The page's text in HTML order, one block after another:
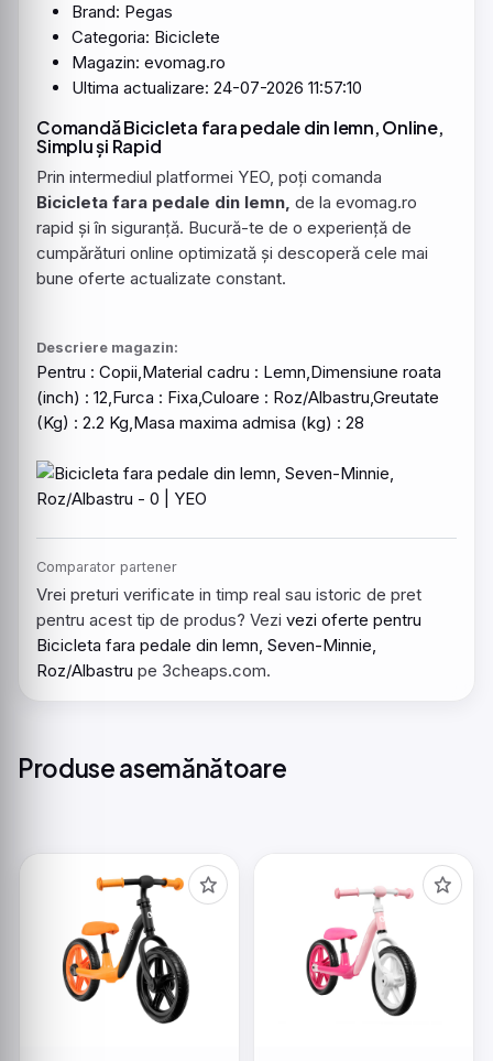
Brand: Pegas
Categoria: Biciclete
Magazin: evomag.ro
Ultima actualizare: 24-07-2026 11:57:10
Comandă Bicicleta fara pedale din lemn, Online,
Simplu și Rapid
Prin intermediul platformei YEO, poți comanda
Bicicleta fara pedale din lemn, de la evomag.ro
rapid și în siguranță. Bucură-te de o experiență de
cumpărături online optimizată și descoperă cele mai
bune oferte actualizate constant.
Descriere magazin:
Pentru : Copii,Material cadru : Lemn,Dimensiune roata
(inch) : 12,Furca : Fixa,Culoare : Roz/Albastru,Greutate
(Kg) : 2.2 Kg,Masa maxima admisa (kg) : 28
Comparator partener
Vrei preturi verificate in timp real sau istoric de pret
pentru acest tip de produs? Vezi vezi oferte pentru
Bicicleta fara pedale din lemn, Seven-Minnie,
Roz/Albastru pe 3cheaps.com.
Produse asemănătoare